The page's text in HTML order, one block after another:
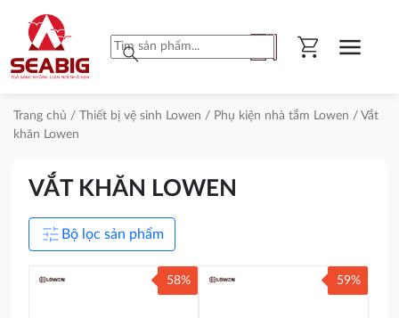
search shopping_cart menu
Trang chủ / Thiết bị vệ sinh Lowen / Phụ kiện nhà tắm Lowen / Vắt
khăn Lowen
VẮT KHĂN LOWEN
tune Bộ lọc sản phẩm
58% 59%